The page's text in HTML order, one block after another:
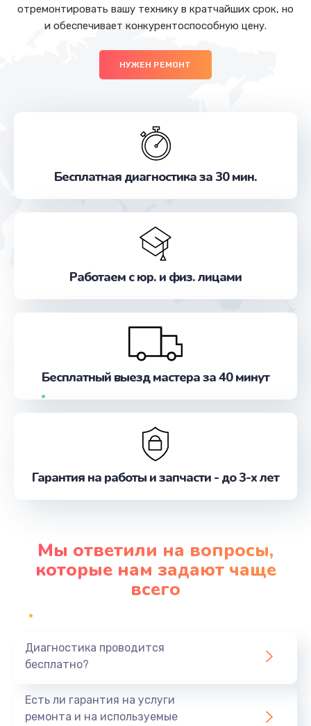
отремонтировать вашу технику в кратчайших срок, но
и обеспечивает конкурентоспособную цену.
НУЖЕН РЕМОНТ
Бесплатная диагностика за 30 мин.
Работаем с юр. и физ. лицами
Бесплатный выезд мастера за 40 минут
Гарантия на работы и запчасти - до 3-х лет
Мы ответили на вопросы,
которые нам задают чаще
всего
Диагностика проводится
бесплатно?
Есть ли гарантия на услуги
ремонта и на используемые